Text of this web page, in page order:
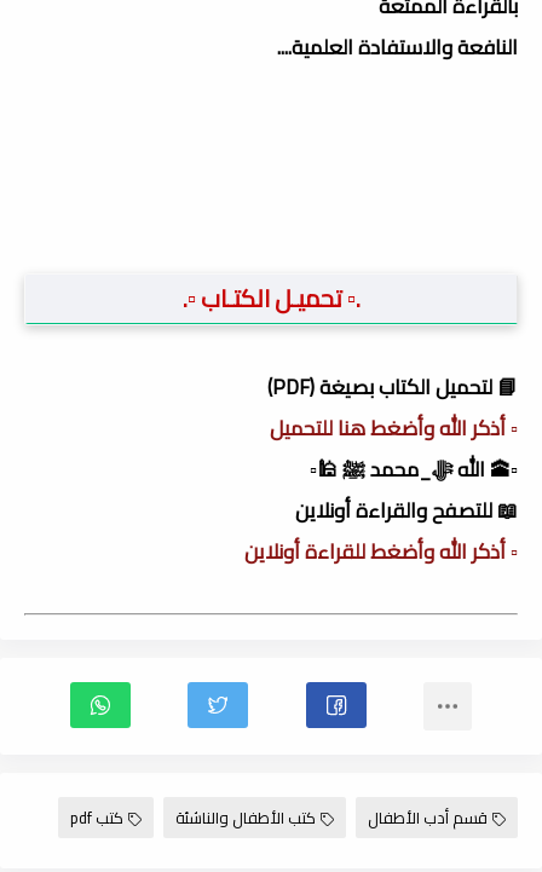
النافعة والاستفادة العلمية....
.▫️ تحميـل الكتـاب ▫️.
📘 لتحميل الكتاب بصيغة (PDF)
▫️ أذكر الله وأضغط هنا للتحميل
▫️🕋 الله ﷻ_محمد ﷺ 🕌▫️
📖 للتصفح والقراءة أونلاين
▫️ أذكر الله وأضغط للقراءة أونلاين
قسم أدب الأطفال كتب الأطفال والناشئة كتب pdf